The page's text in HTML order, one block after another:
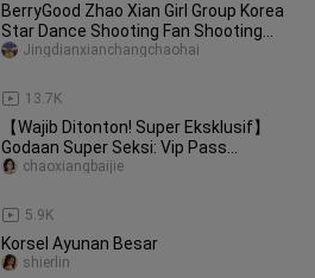
BerryGood Zhao Xian Girl Group Korea
Star Dance Shooting Fan Shooting
Collection 2 (46)
13.7K
Jingdianxianchangchaohai
【Wajib Ditonton! Super Eksklusif】
Godaan Super Seksi: Vip Pass
Kekayaan Korea. Wanita Cantik Menari,
5.9K
chaoxiangbaijie
Korsel Ayunan Besar
shierlin